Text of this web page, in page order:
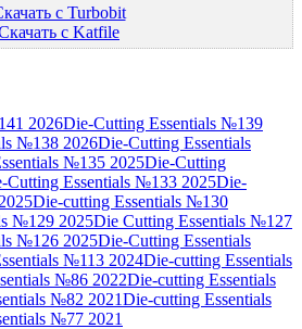
с Turbobit
с Katfile
2026Die-Cutting Essentials №139
№138 2026Die-Cutting Essentials
№135 2025Die-Cutting
Cutting Essentials №133 2025Die-
Die-cutting Essentials №130
№129 2025Die Cutting Essentials №127
№126 2025Die-Cutting Essentials
№113 2024Die-cutting Essentials
№86 2022Die-cutting Essentials
№82 2021Die-cutting Essentials
№77 2021